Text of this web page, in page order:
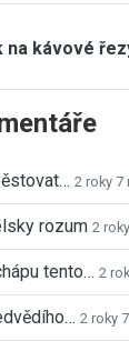
na kávové
2 roky 7
rozum 2
tento… 2
2 roky